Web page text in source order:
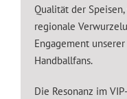
Qualität der
regionale
Engagement
Handballfans.
Die Resonanz im